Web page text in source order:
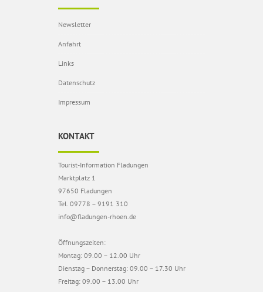
Newsletter
Anfahrt
Links
Datenschutz
Impressum
KONTAKT
Tourist-Information Fladungen
Marktplatz 1
97650 Fladungen
Tel. 09778 – 9191 310
info@fladungen-rhoen.de
Öffnungszeiten:
Montag: 09.00 – 12.00 Uhr
Dienstag – Donnerstag: 09.00 – 17.30 Uhr
Freitag: 09.00 – 13.00 Uhr